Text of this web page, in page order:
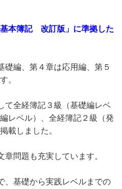
本簿記 改訂版」に準拠した
礎編、第４章は応用編、第５
。
て全経簿記３級（基礎編レベ
レベル）、全経簿記２級（発
載しました。
問題も充実しています。
、基礎から実践レベルまでの